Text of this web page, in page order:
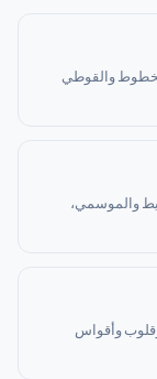
والقوطي
والموسمي،
وأقواس